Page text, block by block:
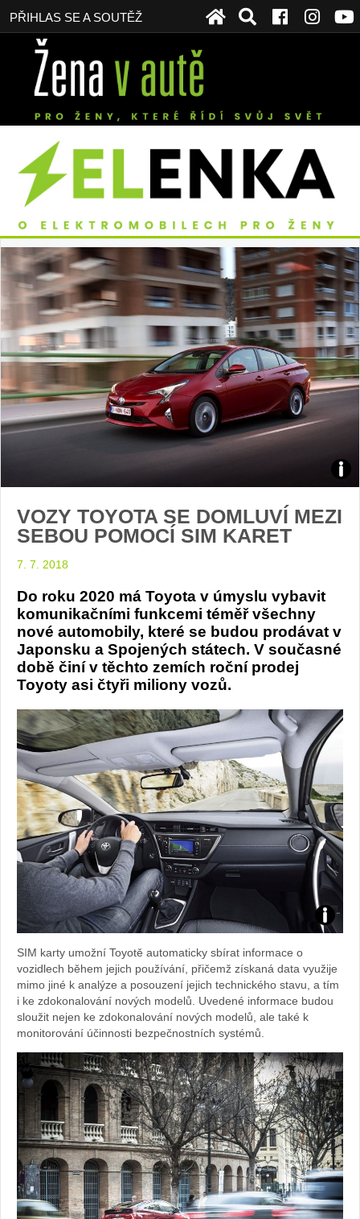
PŘIHLAS SE A SOUTĚŽ
VOZY TOYOTA SE DOMLUVÍ MEZI
SEBOU POMOCÍ SIM KARET
7. 7. 2018
Do roku 2020 má Toyota v úmyslu vybavit
komunikačními funkcemi téměř všechny
nové automobily, které se budou prodávat v
Japonsku a Spojených státech. V současné
době činí v těchto zemích roční prodej
Toyoty asi čtyři miliony vozů.
Foto:
SIM karty umožní Toyotě automaticky sbírat informace o
vozidlech během jejich používání, přičemž získaná data využije
mimo jiné k analýze a posouzení jejich technického stavu, a tím
i ke zdokonalování nových modelů. Uvedené informace budou
sloužit nejen ke zdokonalování nových modelů, ale také k
monitorování účinnosti bezpečnostních systémů.